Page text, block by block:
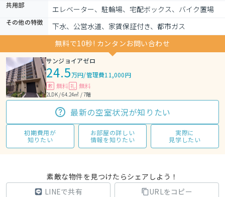
共用部 エレベーター、駐輪場、宅配ボックス、バイク置場
その他の特徴
下水、公営水道、家賃保証付き、都市ガス
無料で10秒! カンタンお問い合わせ
サンジョイアゼロ
24.5万円/管理費11,000円
敷 無料 礼 無料
2LDK / 64.24㎡ / 7階
最新の空室状況が知りたい
初期費用が
知りたい
お部屋の詳しい
情報を知りたい
実際に
見学したい
素敵な物件を見つけたらシェアしよう！
LINEで共有
URLをコピー